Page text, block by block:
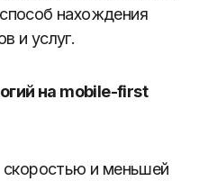
нахождения
и услуг.
на mobile-first
скоростью и меньшей